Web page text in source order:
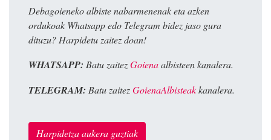
Debagoieneko albiste nabarmenenak eta azken
ordukoak Whatsapp edo Telegram bidez jaso gura
dituzu? Harpidetu zaitez doan!
WHATSAPP: Batu zaitezGoienaalbisteen kanalera.
TELEGRAM: Batu zaitezGoienaAlbisteakkanalera.
Harpidetza aukera guztiak